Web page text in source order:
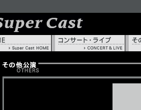
HOME コン